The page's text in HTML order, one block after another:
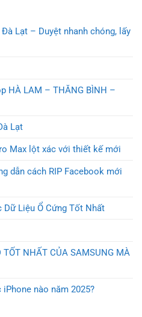
Lạt – Duyệt nhanh chóng, lấy
HÀ LAM – THĂNG BÌNH –
Lạt
Max lột xác với thiết kế mới
dẫn cách RIP Facebook mới
Dữ Liệu Ổ Cứng Tốt Nhất
TỐT NHẤT CỦA SAMSUNG MÀ
nào năm 2025?